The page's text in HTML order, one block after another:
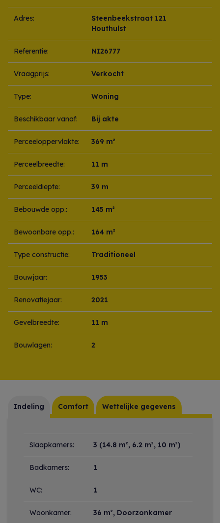
Adres:
Steenbeekstraat 121
Houthulst
Referentie: NI26777
Vraagprijs: Verkocht
Type: Woning
Beschikbaar vanaf: Bij akte
Perceeloppervlakte: 369 m²
Perceelbreedte: 11 m
Perceeldiepte: 39 m
Bebouwde opp.: 145 m²
Bewoonbare opp.: 164 m²
Type constructie: Traditioneel
Bouwjaar: 1953
Renovatiejaar: 2021
Gevelbreedte: 11 m
Bouwlagen: 2
Indeling Comfort Wettelijke gegevens
Indeling
Slaapkamers: 3 (14.8 m², 6.2 m², 10 m²)
Badkamers: 1
WC: 1
Woonkamer: 36 m², Doorzonkamer